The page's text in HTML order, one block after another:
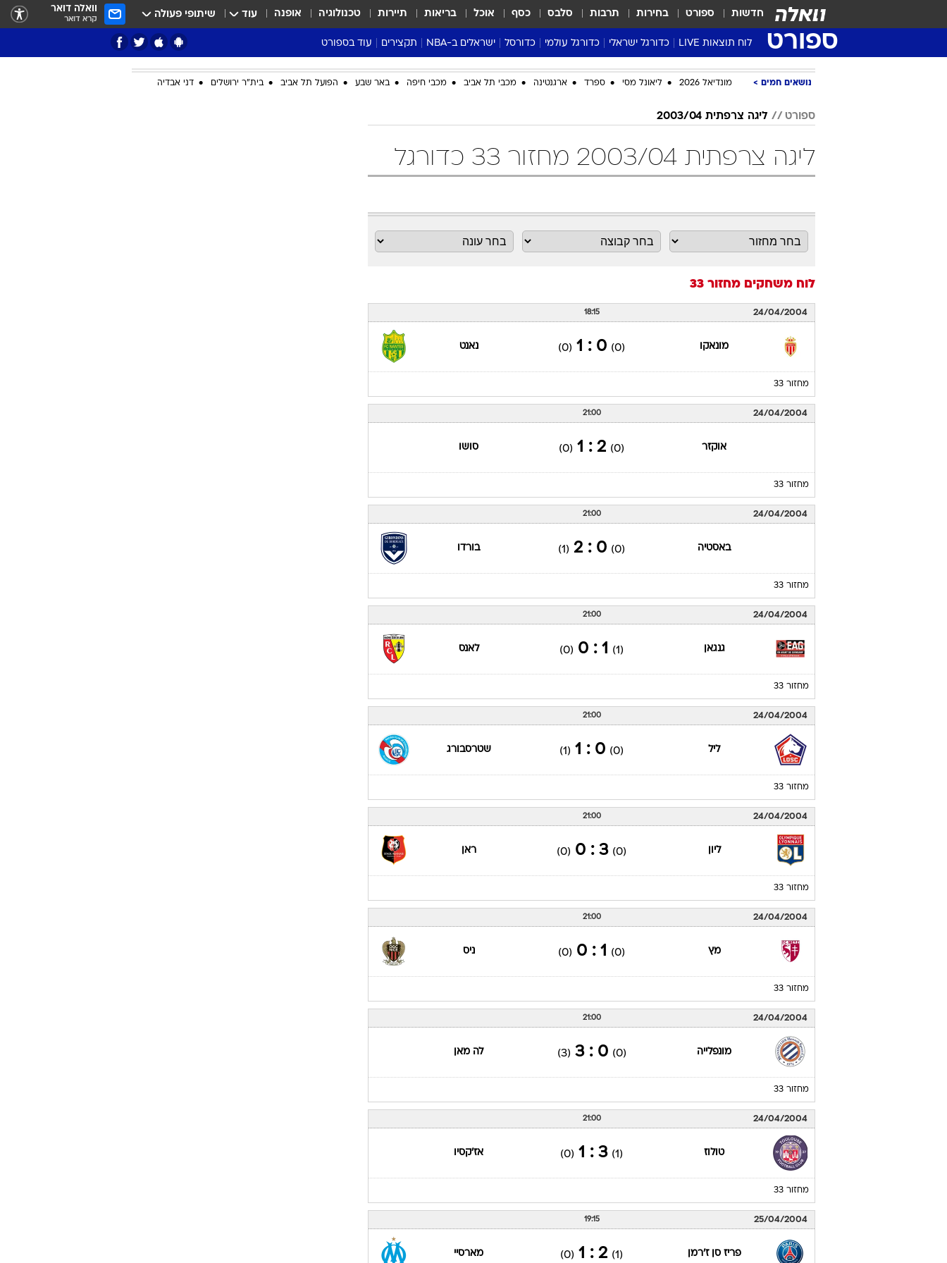
חדשות ספורט בחירות תרבות סלבס כסף אוכל בריאות תיירות טכנולוגיה אופנה עוד שיתופי פעולה וואלה דואר
קרא דואר
ספורט לוח תוצאות LIVE כדורגל ישראלי
ליגת העל Winner
גביע המדינה
שגרירים
נבחרות ישראל
ליגה א'
כדורגל עולמי
ליגה אנגלית
ליגה צרפתית
ליגת האלופות
דרום אמריקה
כדורסל
ליגת העל
נבחרות ישראל בכדורסל
כדורסל נשים
ישראלים ב-NBA
דני אבדיה
תקצירים עוד בספורט
מונדיאל 2026
NBA
אבא של שבת
סערה בממלכה
ענפים נוספים
כתבו לנו
נושאים חמים מונדיאל 2026 ליאונל מסי ספרד ארגנטינה מכבי תל אביב מכבי חיפה באר שבע הפועל תל אביב בית"ר ירושלים דני אבדיה
ספורט ליגה צרפתית 2003/04
ליגה צרפתית 2003/04 מחזור 33 כדורגל
לוח משחקים מחזור 33
24/04/2004
18:15
מונאקו (0)
0 : 1
(0) נאנט
מחזור 33
24/04/2004
21:00
אוקזר (0)
2 : 1
(0) סושו
מחזור 33
24/04/2004
21:00
באסטיה (0)
0 : 2
(1) בורדו
מחזור 33
24/04/2004
21:00
גנגאן (1)
1 : 0
(0) לאנס
מחזור 33
24/04/2004
21:00
ליל (0)
0 : 1
(1) שטרסבורג
מחזור 33
24/04/2004
21:00
ליון (0)
3 : 0
(0) ראן
מחזור 33
24/04/2004
21:00
מץ (0)
1 : 0
(0) ניס
מחזור 33
24/04/2004
21:00
מונפלייה (0)
0 : 3
(3) לה מאן
מחזור 33
24/04/2004
21:00
טולוז (1)
3 : 1
(0) אז'קסיו
מחזור 33
25/04/2004
19:15
פריז סן ז'רמן (1)
2 : 1
(0) מארסיי